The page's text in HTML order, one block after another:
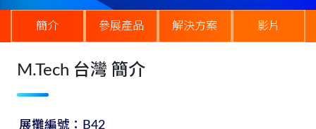
簡介 參展產品 解決方案 影片
M.Tech 台灣 簡介
展攤編號：B42